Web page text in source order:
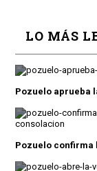
LO MÁS
Pozuelo aprueba
Pozuelo confirma